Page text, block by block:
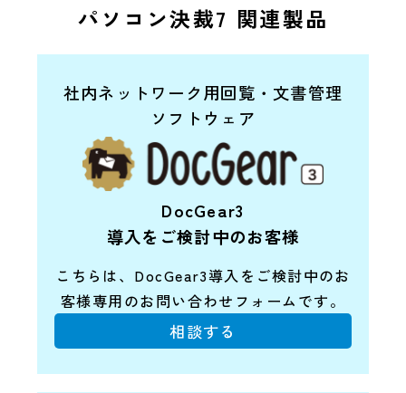
パソコン決裁7 関連製品
社内ネットワーク用回覧・文書管理
ソフトウェア
DocGear3
導入をご検討中のお客様
こちらは、DocGear3導入をご検討中のお
客様専用のお問い合わせフォームです。
相談する